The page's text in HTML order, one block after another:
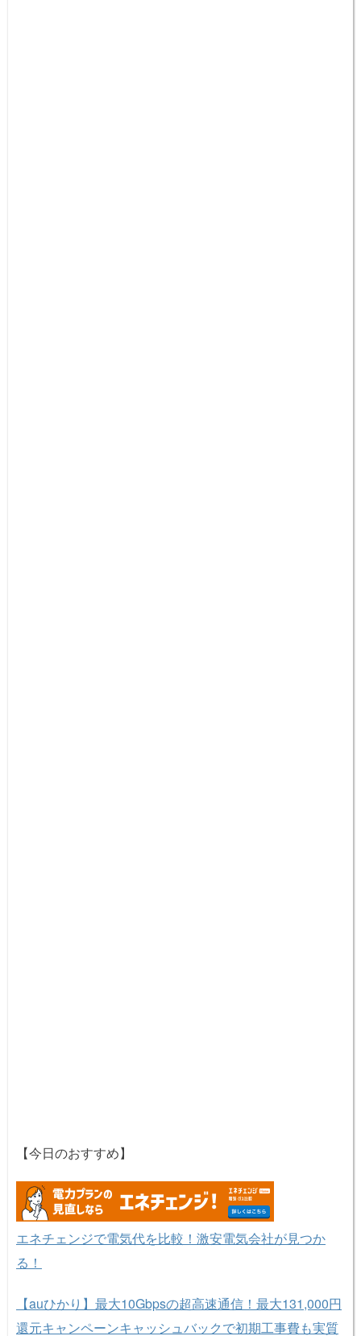
【今日のおすすめ】
エネチェンジで電気代を比較！激安電気会社が見つか
る！
【auひかり】最大10Gbpsの超高速通信！最大131,000円
還元キャンペーンキャッシュバックで初期工事費も実質